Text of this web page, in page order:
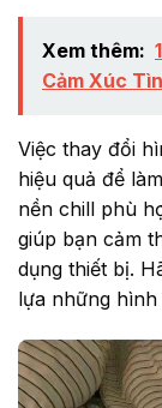
Xem thêm:
Cảm Xúc
Việc thay đổi
hiệu quả để
nền chill phù
giúp bạn cảm
dụng thiết bị.
lựa những